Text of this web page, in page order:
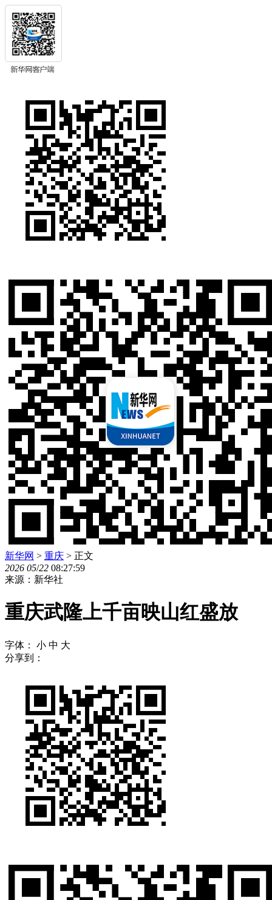
新华网 > 重庆 > 正文
2026 05/22 08:27:59
来源：新华社
重庆武隆上千亩映山红盛放
字体： 小 中 大
分享到：